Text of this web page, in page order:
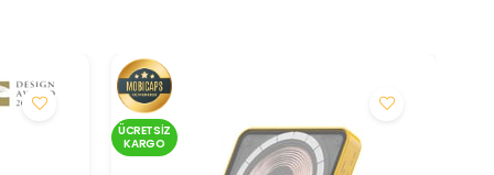
ÜCRETSIZ
KARGO